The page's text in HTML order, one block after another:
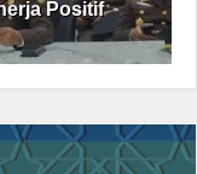
Positif